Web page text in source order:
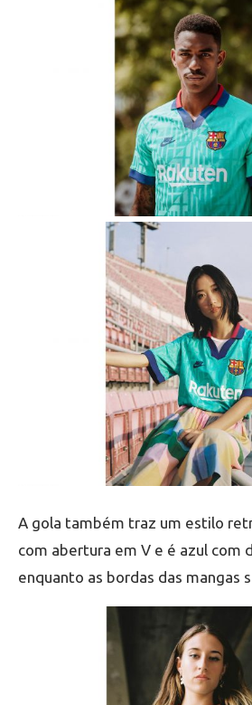
A gola também traz um estilo
com abertura em V e é azul com
enquanto as bordas das mangas